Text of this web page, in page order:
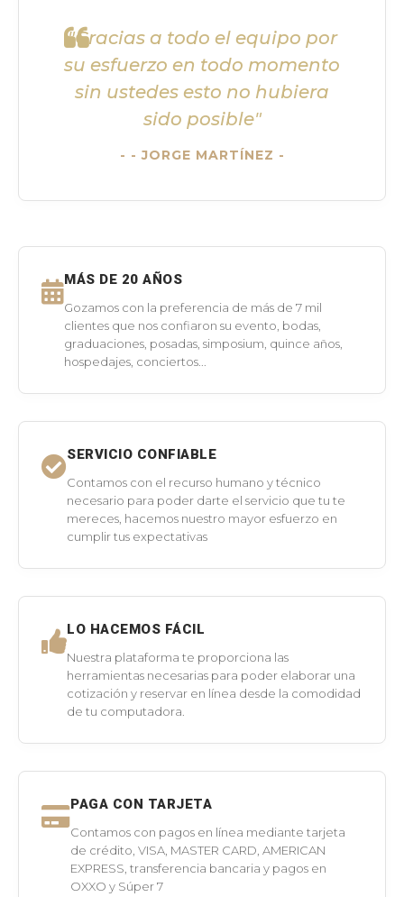
"Gracias a todo el equipo por
su esfuerzo en todo momento
sin ustedes esto no hubiera
sido posible"
- JORGE MARTÍNEZ -
MÁS DE 20 AÑOS
Gozamos con la preferencia de más de 7 mil
clientes que nos confiaron su evento, bodas,
graduaciones, posadas, simposium, quince años,
hospedajes, conciertos...
SERVICIO CONFIABLE
Contamos con el recurso humano y técnico
necesario para poder darte el servicio que tu te
mereces, hacemos nuestro mayor esfuerzo en
cumplir tus expectativas
LO HACEMOS FÁCIL
Nuestra plataforma te proporciona las
herramientas necesarias para poder elaborar una
cotización y reservar en línea desde la comodidad
de tu computadora.
PAGA CON TARJETA
Contamos con pagos en línea mediante tarjeta
de crédito, VISA, MASTER CARD, AMERICAN
EXPRESS, transferencia bancaria y pagos en
OXXO y Súper 7